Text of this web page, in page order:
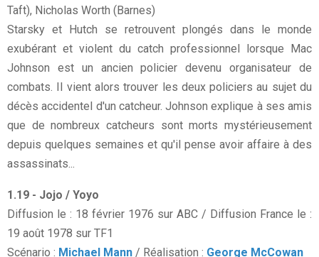
Taft), Nicholas Worth (Barnes)
Starsky et Hutch se retrouvent plongés dans le monde
exubérant et violent du catch professionnel lorsque Mac
Johnson est un ancien policier devenu organisateur de
combats. Il vient alors trouver les deux policiers au sujet du
décès accidentel d'un catcheur. Johnson explique à ses amis
que de nombreux catcheurs sont morts mystérieusement
depuis quelques semaines et qu'il pense avoir affaire à des
assassinats...
1.19 - Jojo / Yoyo
Diffusion le : 18 février 1976 sur ABC / Diffusion France le :
19 août 1978 sur TF1
Scénario : Michael Mann / Réalisation : George McCowan